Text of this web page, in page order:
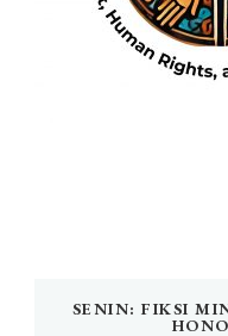
SENIN: FIKSI